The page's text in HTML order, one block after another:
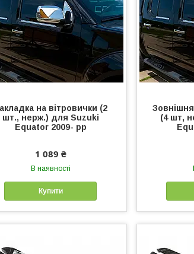
на вітровички (2
шт., нерж.) для Suzuki
Equator 2009- рр
1 089 ₴
В наявності
Купити
(4 шт,